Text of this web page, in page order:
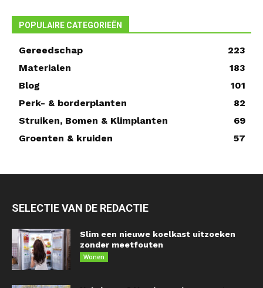
POPULAIRE CATEGORIEËN
Gereedschap
223
Materialen
183
Blog
101
Perk- & borderplanten
82
Struiken, Bomen & Klimplanten
69
Groenten & kruiden
57
SELECTIE VAN DE REDACTIE
Slim een nieuwe koelkast uitzoeken
zonder meetfouten
Wonen